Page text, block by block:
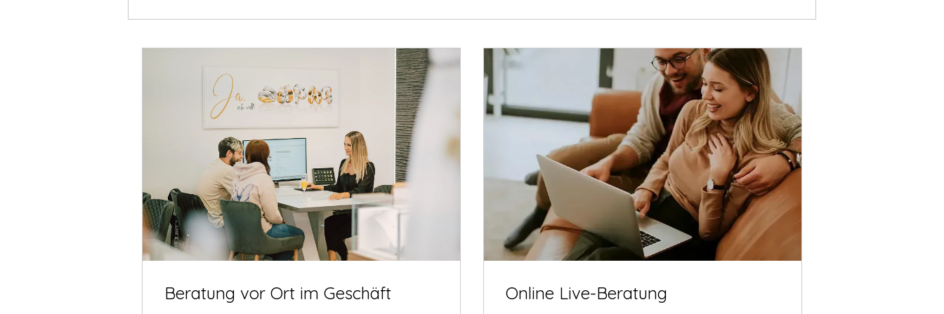
Beratung vor Ort im Geschäft Online Live-Beratung